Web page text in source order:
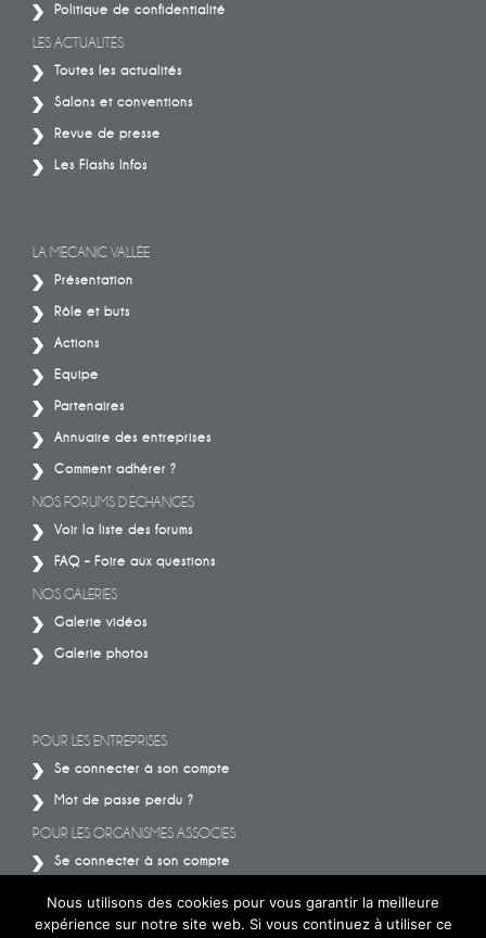
Politique de confidentialité
LES ACTUALITÉS
Toutes les actualités
Salons et conventions
Revue de presse
Les Flashs Infos
LA MECANIC VALLÉE
Présentation
Rôle et buts
Actions
Equipe
Partenaires
Annuaire des entreprises
Comment adhérer ?
NOS FORUMS D’ÉCHANGES
Voir la liste des forums
FAQ – Foire aux questions
NOS GALERIES
Galerie vidéos
Galerie photos
POUR LES ENTREPRISES
Se connecter à son compte
Mot de passe perdu ?
POUR LES ORGANISMES ASSOCIES
Se connecter à son compte
Nous utilisons des cookies pour vous garantir la meilleure
expérience sur notre site web. Si vous continuez à utiliser ce